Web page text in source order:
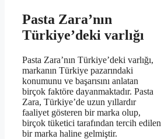
Pasta Zara’nın
Türkiye’deki varlığı
Pasta Zara’nın Türkiye’deki varlığı,
markanın Türkiye pazarındaki
konumunu ve başarısını anlatan
birçok faktöre dayanmaktadır. Pasta
Zara, Türkiye’de uzun yıllardır
faaliyet gösteren bir marka olup,
birçok tüketici tarafından tercih edilen
bir marka haline gelmiştir.